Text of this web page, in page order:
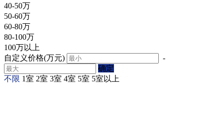
40-50万
50-60万
60-80万
80-100万
100万以上
自定义价格(万元)
-
确定
不限 1室 2室 3室 4室 5室 5室以上